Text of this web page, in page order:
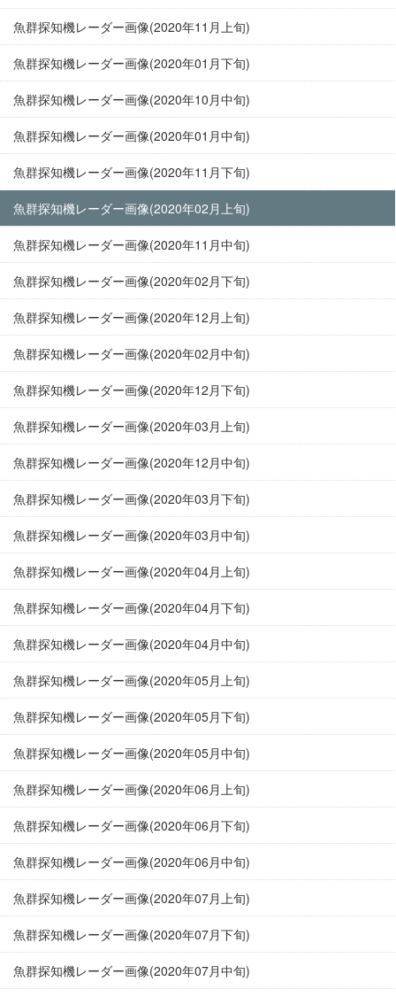
魚群探知機レーダー画像(2020年11月上旬)
魚群探知機レーダー画像(2020年01月下旬)
魚群探知機レーダー画像(2020年10月中旬)
魚群探知機レーダー画像(2020年01月中旬)
魚群探知機レーダー画像(2020年11月下旬)
魚群探知機レーダー画像(2020年02月上旬)
魚群探知機レーダー画像(2020年11月中旬)
魚群探知機レーダー画像(2020年02月下旬)
魚群探知機レーダー画像(2020年12月上旬)
魚群探知機レーダー画像(2020年02月中旬)
魚群探知機レーダー画像(2020年12月下旬)
魚群探知機レーダー画像(2020年03月上旬)
魚群探知機レーダー画像(2020年12月中旬)
魚群探知機レーダー画像(2020年03月下旬)
魚群探知機レーダー画像(2020年03月中旬)
魚群探知機レーダー画像(2020年04月上旬)
魚群探知機レーダー画像(2020年04月下旬)
魚群探知機レーダー画像(2020年04月中旬)
魚群探知機レーダー画像(2020年05月上旬)
魚群探知機レーダー画像(2020年05月下旬)
魚群探知機レーダー画像(2020年05月中旬)
魚群探知機レーダー画像(2020年06月上旬)
魚群探知機レーダー画像(2020年06月下旬)
魚群探知機レーダー画像(2020年06月中旬)
魚群探知機レーダー画像(2020年07月上旬)
魚群探知機レーダー画像(2020年07月下旬)
魚群探知機レーダー画像(2020年07月中旬)